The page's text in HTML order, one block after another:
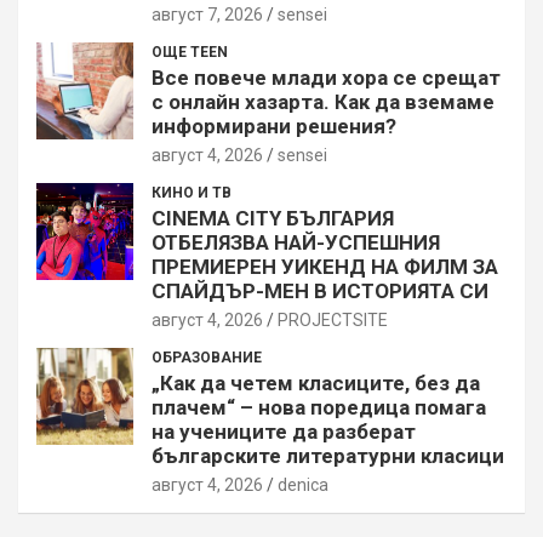
август 7, 2026 sensei
ОЩЕ TEEN
Все повече млади хора се срещат
с онлайн хазарта. Как да вземаме
информирани решения?
август 4, 2026 sensei
КИНО И ТВ
CINEMA CITY БЪЛГАРИЯ
ОТБЕЛЯЗВА НАЙ-УСПЕШНИЯ
ПРЕМИЕРЕН УИКЕНД НА ФИЛМ ЗА
СПАЙДЪР-МЕН В ИСТОРИЯТА СИ
август 4, 2026 PROJECTSITЕ
ОБРАЗОВАНИЕ
„Как да четем класиците, без да
плачем“ – нова поредица помага
на учениците да разберат
българските литературни класици
август 4, 2026 denica